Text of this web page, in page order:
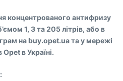
концентрованого антифризу
1, 3 та 205 літрів, або в
на buy.opet.ua та у мережі
в Україні.